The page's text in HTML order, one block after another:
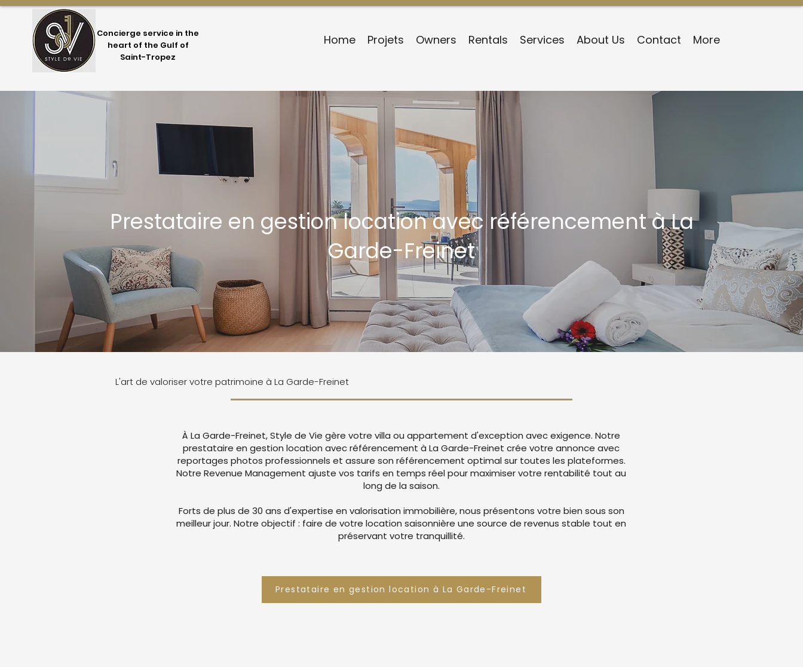
Concierge service in the
heart of the Gulf of
Saint-Tropez
Home Projets Owners Rentals Services About Us Contact More
Prestataire en gestion location avec référencement à La
Garde-Freinet
L'art de valoriser votre patrimoine à La Garde-Freinet
À La Garde-Freinet, Style de Vie gère votre villa ou appartement d'exception avec exigence. Notre
prestataire en gestion location avec référencement à La Garde-Freinet crée votre annonce avec
reportages photos professionnels et assure son référencement optimal sur toutes les plateformes.
Notre Revenue Management ajuste vos tarifs en temps réel pour maximiser votre rentabilité tout au
long de la saison.
Forts de plus de 30 ans d'expertise en valorisation immobilière, nous présentons votre bien sous son
meilleur jour. Notre objectif : faire de votre location saisonnière une source de revenus stable tout en
préservant votre tranquillité.
Prestataire en gestion location à La Garde-Freinet